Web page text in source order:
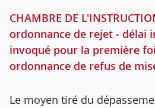
CHAMBRE DE
ordonnance de rejet - délai
invoqué pour la première
ordonnance de refus de
Le moyen tiré du